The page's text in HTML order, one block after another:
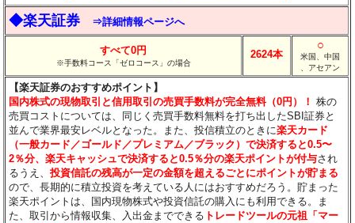
◆楽天証券 ⇒詳細情報ページへ
すべて0円
※手数料コース「ゼロコース」の場合
2624本
○
米国、中国
、アセアン
【楽天証券のおすすめポイント】
国内株式の現物取引と信用取引の売買手数料が完全無料（0円）！ 株の
売買コストについては、同じく売買手数料無料を打ち出したSBI証券と
並んで業界最安レベルとなった。また、投信積立のときに楽天カード
（一般カード／ゴールド／プレミアム／ブラック）で決済すると0.5〜
2％分、楽天キャッシュで決済すると0.5％分の楽天ポイントが付与され
るうえ、投資信託の残高が一定の金額を超えるごとにポイントが貯まる
ので、長期的に積立投資を考えている人にはおすすめだろう。貯まった
楽天ポイントは、国内現物株式や投資信託の購入にも利用できる。ま
た、取引から情報収集、入出金までできる トレードツールの元祖「マー